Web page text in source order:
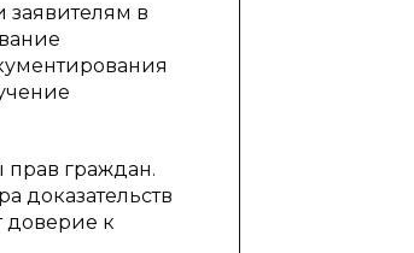
в
граждан.
доказательств
доверие к